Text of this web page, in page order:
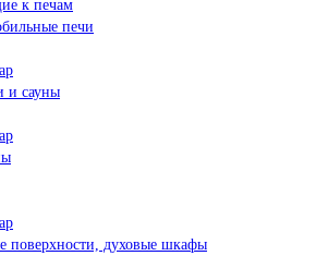
к печам
печи
и сауны
поверхности, духовые шкафы